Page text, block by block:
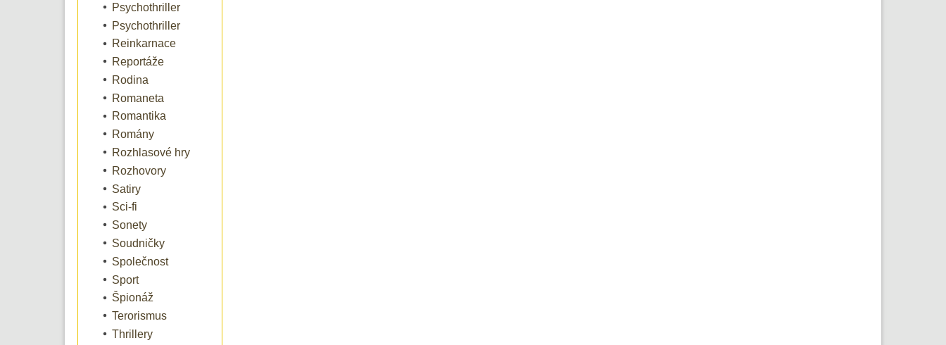
Psychothriller
Psychothriller
Reinkarnace
Reportáže
Rodina
Romaneta
Romantika
Romány
Rozhlasové hry
Rozhovory
Satiry
Sci-fi
Sonety
Soudničky
Společnost
Sport
Špionáž
Terorismus
Thrillery